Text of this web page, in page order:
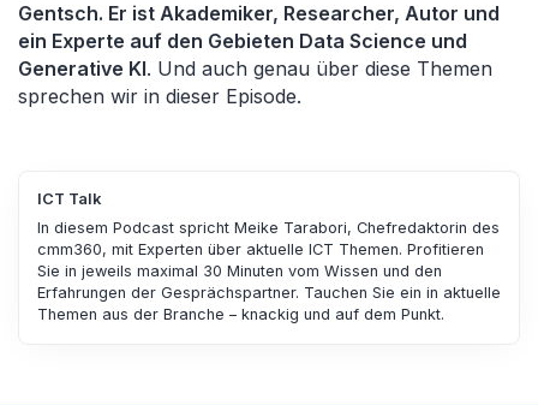
Gentsch. Er ist Akademiker, Researcher, Autor und
ein Experte auf den Gebieten Data Science und
Generative KI. Und auch genau über diese Themen
sprechen wir in dieser Episode.
ICT Talk
In diesem Podcast spricht Meike Tarabori, Chefredaktorin des
cmm360, mit Experten über aktuelle ICT Themen. Profitieren
Sie in jeweils maximal 30 Minuten vom Wissen und den
Erfahrungen der Gesprächspartner. Tauchen Sie ein in aktuelle
Themen aus der Branche – knackig und auf dem Punkt.